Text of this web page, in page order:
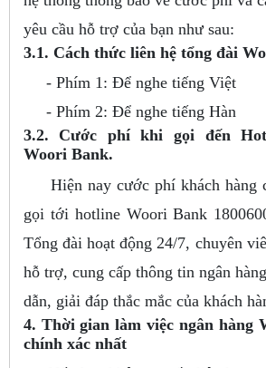
yêu cầu hỗ trợ của bạn như sau:
3.1. Cách thức liên hệ tổng đài
- Phím 1: Để nghe tiếng Việt
- Phím 2: Để nghe tiếng Hàn
3.2. Cước phí khi gọi đến
Woori Bank.
Hiện nay cước phí khách hàng
gọi tới hotline Woori Bank
Tổng đài hoạt động 24/7, chuyên
hỗ trợ, cung cấp thông tin ngân
dẫn, giải đáp thắc mắc của khách
4. Thời gian làm việc ngân hàng
chính xác nhất